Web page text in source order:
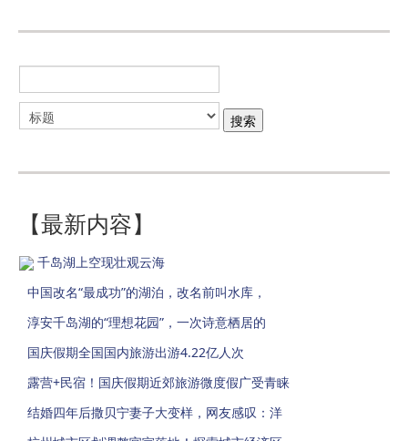
【最新内容】
千岛湖上空现壮观云海
中国改名“最成功”的湖泊，改名前叫水库，
淳安千岛湖的“理想花园”，一次诗意栖居的
国庆假期全国国内旅游出游4.22亿人次
露营+民宿！国庆假期近郊旅游微度假广受青睐
结婚四年后撒贝宁妻子大变样，网友感叹：洋